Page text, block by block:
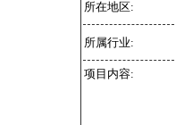
所在地区:
所属行业:
项目内容: